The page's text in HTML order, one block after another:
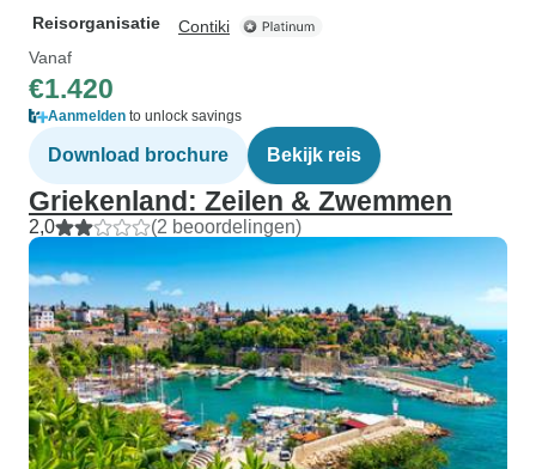
Reisorganisatie
Contiki
Vanaf
€1.420
Aanmelden to unlock savings
Download brochure Bekijk reis
Griekenland: Zeilen & Zwemmen
2,0 (2 beoordelingen)